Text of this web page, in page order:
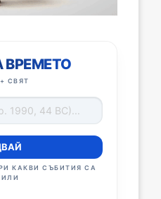
СВЯТ
КАКВИ СЪБИТИЯ СА